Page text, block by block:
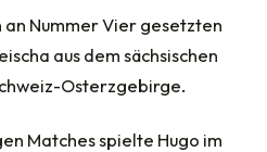
Nummer Vier gesetzten
aus dem sächsischen
Osterzgebirge.
Matches spielte Hugo im